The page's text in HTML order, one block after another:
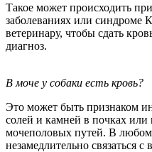
Такое может происходить
заболеваниях или синдроме
ветеринару, чтобы сдать
диагноз.
В моче у собаки есть кровь?
Это может быть признаком
солей и камней в почках
мочеполовых путей. В любом
незамедлительно связаться с